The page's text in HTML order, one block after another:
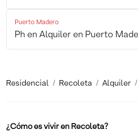
Puerto Madero
Ph en Alquiler en Puerto
Residencial Recoleta Alquiler
¿Cómo es vivir en Recoleta?